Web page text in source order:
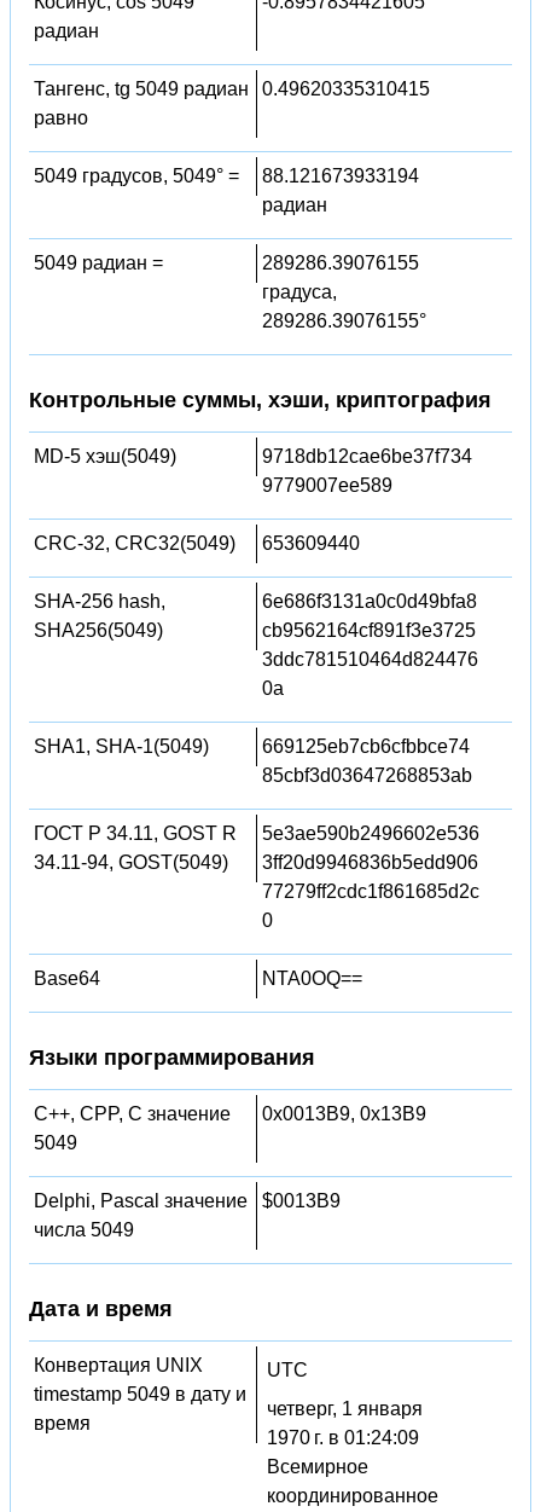
радиан
Тангенс, tg 5049 радиан
равно
0.49620335310415
5049 градусов, 5049° =
88.121673933194
радиан
5049 радиан =
289286.39076155
градуса,
289286.39076155°
Контрольные суммы, хэши, криптография
MD-5 хэш(5049)
9718db12cae6be37f734
9779007ee589
CRC-32, CRC32(5049) 653609440
SHA-256 hash,
SHA256(5049)
6e686f3131a0c0d49bfa8
cb9562164cf891f3e3725
3ddc781510464d824476
0a
SHA1, SHA-1(5049)
669125eb7cb6cfbbce74
85cbf3d03647268853ab
ГОСТ Р 34.11, GOST R
34.11-94, GOST(5049)
5e3ae590b2496602e536
3ff20d9946836b5edd906
77279ff2cdc1f861685d2c
0
Base64 NTA0OQ==
Языки программирования
C++, CPP, C значение
5049
0x0013B9, 0x13B9
Delphi, Pascal значение
числа 5049
$0013B9
Дата и время
Конвертация UNIX
timestamp 5049 в дату и
время
UTC
четверг, 1 января
1970 г. в 01:24:09
Всемирное
координированное